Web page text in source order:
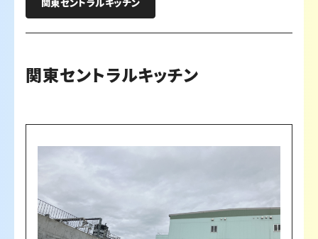
関東セントラルキッチン
関東セントラルキッチン